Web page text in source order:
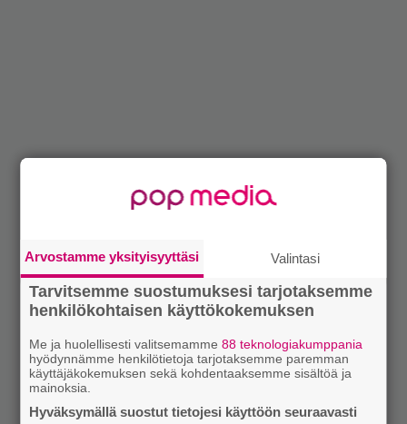
Arvostamme yksityisyyttäsi Valintasi
Tarvitsemme suostumuksesi tarjotaksemme
henkilökohtaisen käyttökokemuksen
Me ja huolellisesti valitsemamme88 teknologiakumppania
hyödynnämme henkilötietoja tarjotaksemme paremman
käyttäjäkokemuksen sekä kohdentaaksemme sisältöä ja
mainoksia.
Hyväksymällä suostut tietojesi käyttöön seuraavasti